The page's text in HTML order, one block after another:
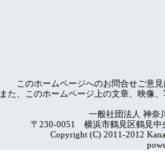
このホームページへのお問合せご意
また、このホームページ上の文章、映像
一般社団法人 神奈
〒230-0051 横浜市鶴見区鶴見
Copyright (C) 2011-2012